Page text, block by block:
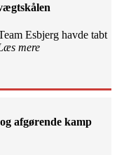
Esbjerg havde tabt
mere
afgørende kamp